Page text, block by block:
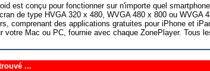
est conçu pour fonctionner sur n'importe quel
de type HVGA 320 x 480, WVGA 480 x 800 ou WVGA
comprenant des applications gratuites pour iPhone et
votre Mac ou PC, fournie avec chaque ZonePlayer. Tous
...